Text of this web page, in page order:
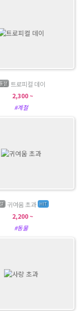
절 트로피컬 데이
2,300 ~
#계절
귀여움 초과 HIT
2,200 ~
#동물